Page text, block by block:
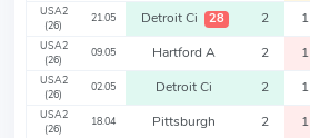
USA2
(26)
21.05 Detroit Ci 28 2 1
USA2
(26)
09.05 Hartford A 2 1
USA2
(26)
02.05 Detroit Ci 2 1
USA2
(26)
18.04 Pittsburgh 2 1